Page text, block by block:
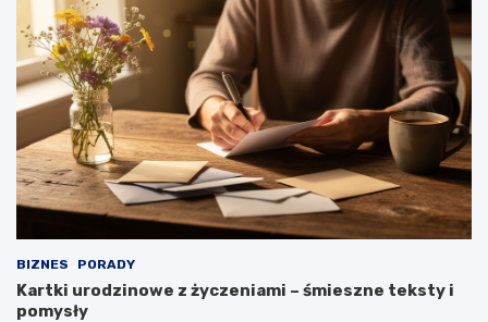
BIZNES PORADY
Kartki urodzinowe z życzeniami – śmieszne teksty i
pomysły